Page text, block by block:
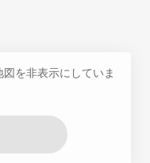
を非表示にしていま